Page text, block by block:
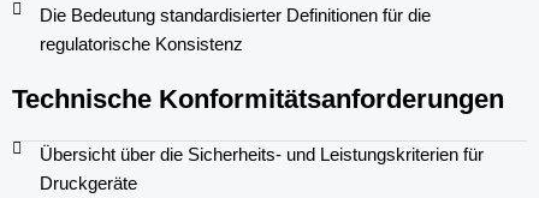
Die Bedeutung standardisierter Definitionen für die
regulatorische Konsistenz
Technische Konformitätsanforderungen
Übersicht über die Sicherheits- und Leistungskriterien für
Druckgeräte